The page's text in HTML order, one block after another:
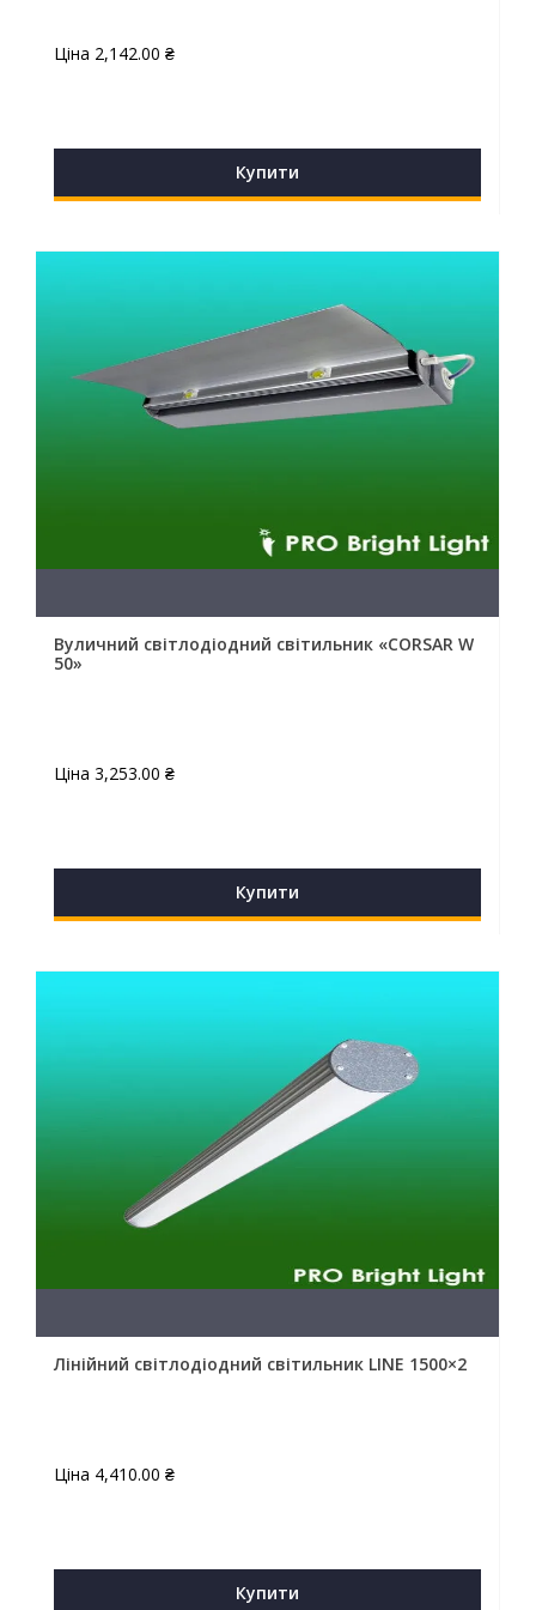
Ціна 2,142.00 ₴
Купити
Вуличний світлодіодний світильник «CORSAR W
50»
Ціна 3,253.00 ₴
Купити
Лінійний світлодіодний світильник LINE 1500×2
Ціна 4,410.00 ₴
Купити